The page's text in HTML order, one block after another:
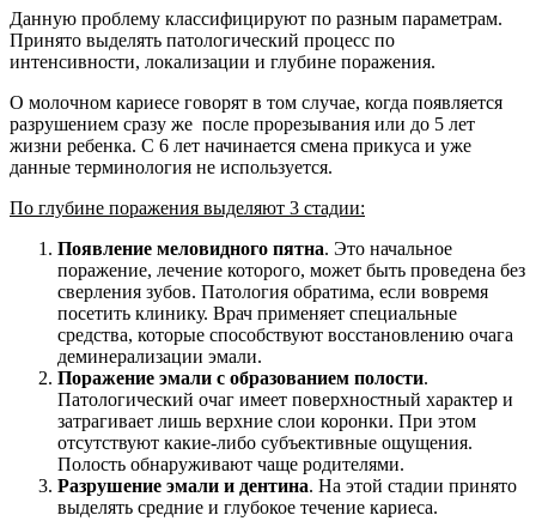
Данную проблему классифицируют по разным параметрам.
Принято выделять патологический процесс по
интенсивности, локализации и глубине поражения.
О молочном кариесе говорят в том случае, когда появляется
разрушением сразу же после прорезывания или до 5 лет
жизни ребенка. С 6 лет начинается смена прикуса и уже
данные терминология не используется.
По глубине поражения выделяют 3 стадии:
Появление меловидного пятна. Это начальное
поражение, лечение которого, может быть проведена без
сверления зубов. Патология обратима, если вовремя
посетить клинику. Врач применяет специальные
средства, которые способствуют восстановлению очага
деминерализации эмали.
Поражение эмали с образованием полости.
Патологический очаг имеет поверхностный характер и
затрагивает лишь верхние слои коронки. При этом
отсутствуют какие-либо субъективные ощущения.
Полость обнаруживают чаще родителями.
Разрушение эмали и дентина. На этой стадии принято
выделять средние и глубокое течение кариеса.